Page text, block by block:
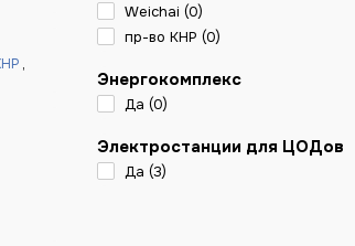
,
Weichai (0)
пр-во КНР (0)
Энергокомплекс
Да (0)
Электростанции для ЦОДов
Да (3)